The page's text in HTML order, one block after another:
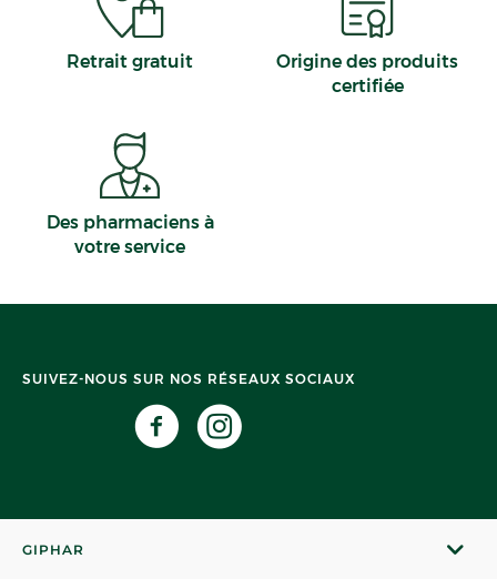
Retrait gratuit
Origine des produits
certifiée
Des pharmaciens à
votre service
SUIVEZ-NOUS SUR NOS RÉSEAUX SOCIAUX
GIPHAR